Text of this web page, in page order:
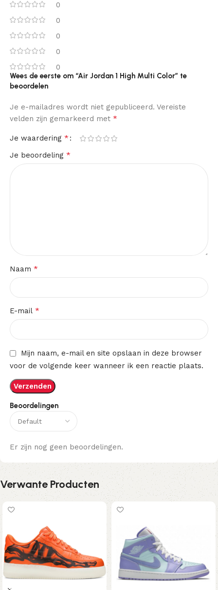
0
0
0
0
0
Beoordelingen
Er zijn nog geen beoordelingen.
Wees de eerste om “Air Jordan 1 High Multi Color” te
beoordelen
Je e-mailadres wordt niet gepubliceerd. Vereiste
velden zijn gemarkeerd met *
Je waardering *
Je beoordeling *
Naam *
E-mail *
Mijn naam, e-mail en site opslaan in deze browser
voor de volgende keer wanneer ik een reactie plaats.
Verwante Producten